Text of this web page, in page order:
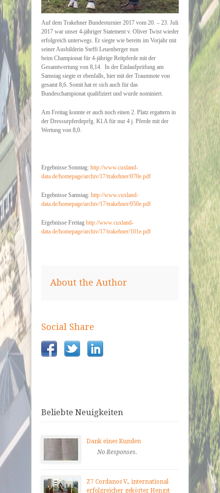
Auf dem Trakehner Bundesturnier 2017 vom 20. – 23. Juli
2017 war unser 4-jähriger Statement v. Oliver Twist wieder
erfolgreich unterwegs. Er siegte wie bereits im Vorjahr mit
seiner Ausbilderin Steffi Leuenberger nun
beim Championat für 4-jährige Reitpferde mit der
Gesamtwertung von 8,14. In der Einlaufprüfung am
Samstag siegte er ebenfalls, hier mit der Traumnote von
gesamt 8,6. Somit hat er sich auch für das
Bundeschampionat qualifiziert und wurde nominiert.
Am Freitag konnte er auch noch einen 2. Platz ergattern in
der Dressurpferdeprfg. Kl.A für nur 4 j. Pferde mit der
Wertung von 8,0.
Ergebnisse Sonntag: http://www.cuxland-
data.de/homepage/archiv/17/trakehner/070e.pdf
Ergebnisse Samstag: http://www.cuxland-
data.de/homepage/archiv/17/trakehner/050e.pdf
Ergebnisse Freitag http://www.cuxland-
data.de/homepage/archiv/17/trakehner/101e.pdf
About the Author
Social Share
Beliebte Neuigkeiten
Dank eines Kunden
No Responses.
Z7 Cordanos V., international
erfolgreicher gekörter Hengst